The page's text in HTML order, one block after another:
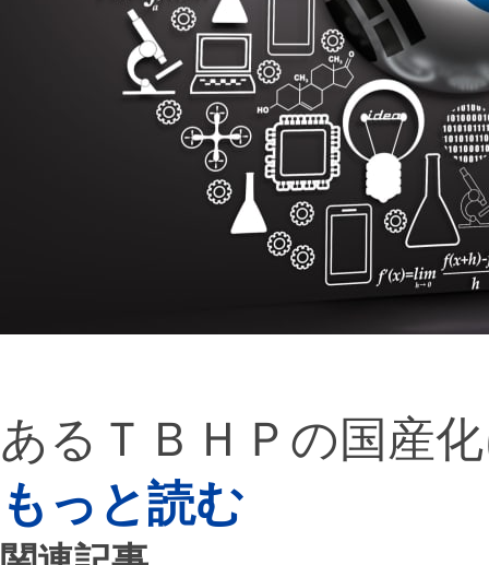
あるＴＢＨＰの国産
もっと読む